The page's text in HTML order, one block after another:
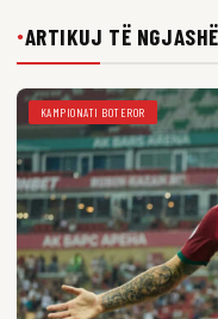
●ARTIKUJ TË
KAMPIONATI BOTEROR